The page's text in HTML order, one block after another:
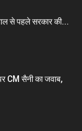
से पहले सरकार की...
CM सैनी का जवाब,